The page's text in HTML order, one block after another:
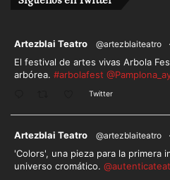
Artezblai Teatro @artezblaiteatro ·
El festival de artes vivas Arbola
arbórea. #arbolafest
Twitter
Artezblai Teatro @artezblaiteatro ·
'Colors', una pieza para la primera
universo cromático.